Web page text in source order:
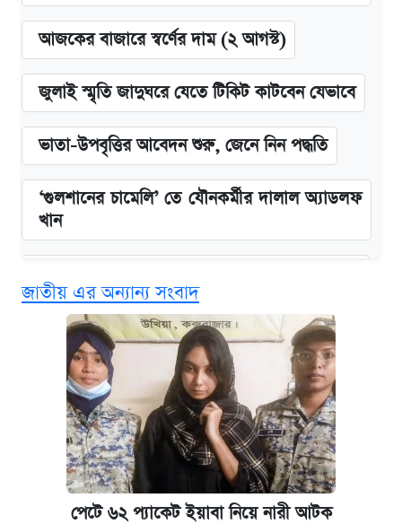
আজকের বাজারে স্বর্ণের দাম (২ আগস্ট)
জুলাই স্মৃতি জাদুঘরে যেতে টিকিট কাটবেন যেভাবে
ভাতা-উপবৃত্তির আবেদন শুরু, জেনে নিন পদ্ধতি
‘গুলশানের চামেলি’ তে যৌনকর্মীর দালাল অ্যাডলফ
খান
এক ক্লিকে জেনে নিন আইফোন ১৮ প্রো ম্যাক্সের
দাম ও ফিচার
আজকের বাজারে স্বর্ণের দাম (৪ আগস্ট)
নবম জাতীয় পে-স্কেল নিয়ে সর্বশেষ যা জানা গেল
পাঁচ দপ্তরে নতুন সচিব নিয়োগ দিল সরকার
জাতীয় এর অন্যান্য সংবাদ
পেটে ৬২ প্যাকেট ইয়াবা নিয়ে নারী আটক